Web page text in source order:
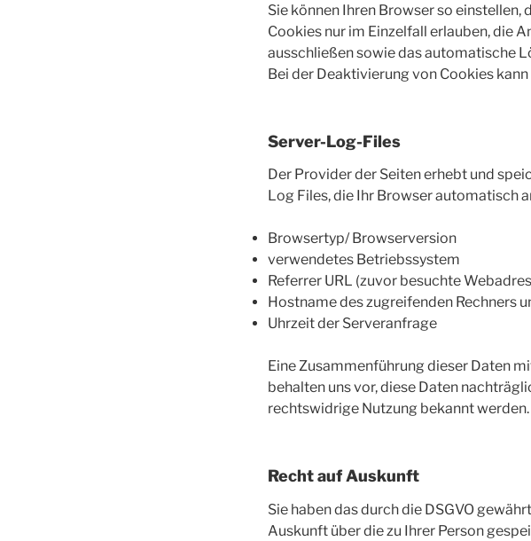
Sie können Ihren Browser so
Cookies nur im Einzelfall erlauben, die
ausschließen sowie das automatische
Bei der Deaktivierung von Cookies
Server-Log-Files
Der Provider der Seiten erhebt und
Log Files, die Ihr Browser automatisch
Browsertyp/ Browserversion
verwendetes Betriebssystem
Referrer URL (zuvor besuchte
Hostname des zugreifenden Rechners
Uhrzeit der Serveranfrage
Eine Zusammenführung dieser Daten
behalten uns vor, diese Daten
rechtswidrige Nutzung bekannt werden.
Recht auf Auskunft
Sie haben das durch die DSGVO
Auskunft über die zu Ihrer Person